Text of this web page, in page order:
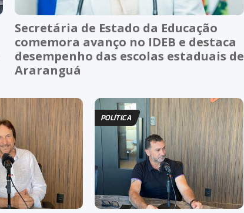
Secretária de Estado da Educação
comemora avanço no IDEB e destaca
desempenho das escolas estaduais de
Araranguá
POLÍTICA